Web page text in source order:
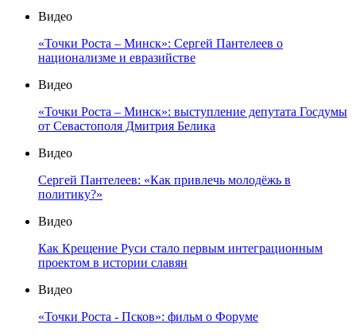
Видео
«Точки Роста – Минск»: Сергей Пантелеев о
национализме и евразийстве
Видео
«Точки Роста – Минск»: выступление депутата Госдумы
от Севастополя Дмитрия Белика
Видео
Сергей Пантелеев: «Как привлечь молодёжь в
политику?»
Видео
Как Крещение Руси стало первым интеграционным
проектом в истории славян
Видео
«Точки Роста - Псков»: фильм о Форуме